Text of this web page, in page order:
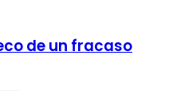
de un fracaso